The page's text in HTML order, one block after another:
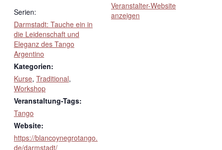
Serien:
Darmstadt: Tauche ein in
die Leidenschaft und
Eleganz des Tango
Argentino
Kategorien:
Kurse, Traditional,
Workshop
Veranstaltung-Tags:
Tango
Website:
https://blancoynegrotango.
de/darmstadt/
Veranstalter-Website
anzeigen